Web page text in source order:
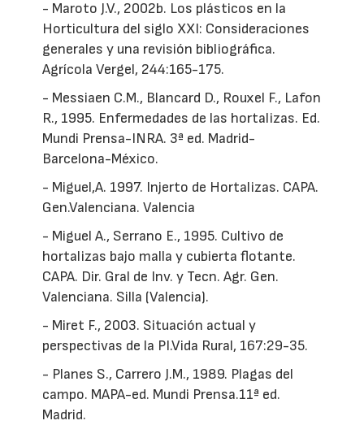
- Maroto J.V., 2002b. Los plásticos en la
Horticultura del siglo XXI: Consideraciones
generales y una revisión bibliográfica.
Agrícola Vergel, 244:165-175.
- Messiaen C.M., Blancard D., Rouxel F., Lafon
R., 1995. Enfermedades de las hortalizas. Ed.
Mundi Prensa-INRA. 3ª ed. Madrid-
Barcelona-México.
- Miguel,A. 1997. Injerto de Hortalizas. CAPA.
Gen.Valenciana. Valencia
- Miguel A., Serrano E., 1995. Cultivo de
hortalizas bajo malla y cubierta flotante.
CAPA. Dir. Gral de Inv. y Tecn. Agr. Gen.
Valenciana. Silla (Valencia).
- Miret F., 2003. Situación actual y
perspectivas de la PI.Vida Rural, 167:29-35.
- Planes S., Carrero J.M., 1989. Plagas del
campo. MAPA-ed. Mundi Prensa.11ª ed.
Madrid.